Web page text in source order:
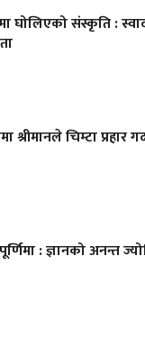
घोलिएको संस्कृति :
श्रीमानले चिम्टा प्रहार
: ज्ञानको अनन्त